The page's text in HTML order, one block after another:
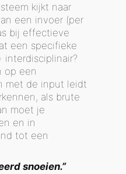
kijkt naar
een invoer (per
bij effectieve
een specifieke
interdisciplinair?
op een
met de input leidt
als brute
moet je
en in
tot een
snoeien.”